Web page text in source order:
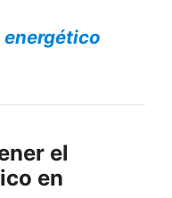
el
en